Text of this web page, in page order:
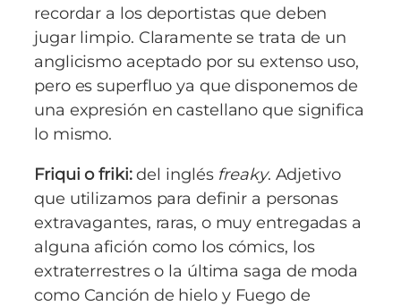
recordar a los deportistas que deben
jugar limpio. Claramente se trata de un
anglicismo aceptado por su extenso uso,
pero es superfluo ya que disponemos de
una expresión en castellano que significa
lo mismo.
Friqui o friki:del inglés freaky. Adjetivo
que utilizamos para definir a personas
extravagantes, raras, o muy entregadas a
alguna afición como los cómics, los
extraterrestres o la última saga de moda
como Canción de hielo y Fuego de